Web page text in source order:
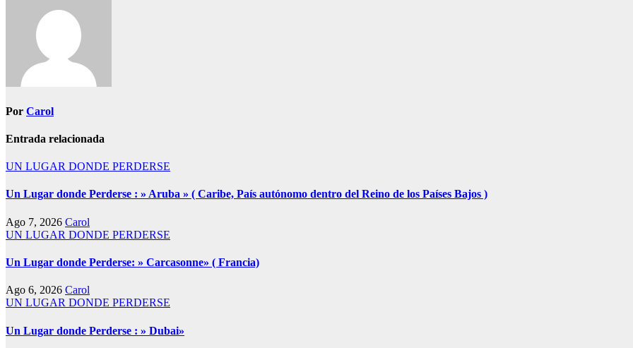
Por Carol
Entrada relacionada
UN LUGAR DONDE PERDERSE
Un Lugar donde Perderse : » Aruba » ( Caribe, País autónomo dentro del Reino de los Países Bajos )
Ago 7, 2026 Carol
UN LUGAR DONDE PERDERSE
Un Lugar donde Perderse: » Carcasonne» ( Francia)
Ago 6, 2026 Carol
UN LUGAR DONDE PERDERSE
Un Lugar donde Perderse : » Dubai»